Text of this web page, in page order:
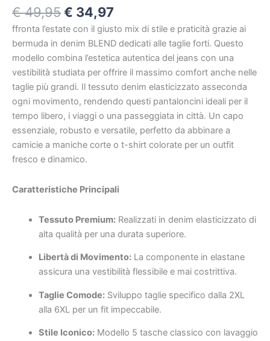
€49,95€ 34,97
ffronta l’estate con il giusto mix di stile e praticità grazie ai
bermuda in denim BLEND dedicati alle taglie forti. Questo
modello combina l’estetica autentica del jeans con una
vestibilità studiata per offrire il massimo comfort anche nelle
taglie più grandi. Il tessuto denim elasticizzato asseconda
ogni movimento, rendendo questi pantaloncini ideali per il
tempo libero, i viaggi o una passeggiata in città. Un capo
essenziale, robusto e versatile, perfetto da abbinare a
camicie a maniche corte o t-shirt colorate per un outfit
fresco e dinamico.
Caratteristiche Principali
Tessuto Premium:Realizzati in denim elasticizzato di
alta qualità per una durata superiore.
Libertà di Movimento:La componente in elastane
assicura una vestibilità flessibile e mai costrittiva.
Taglie Comode:Sviluppo taglie specifico dalla 2XL
alla 6XL per un fit impeccabile.
Stile Iconico:Modello 5 tasche classico con lavaggio